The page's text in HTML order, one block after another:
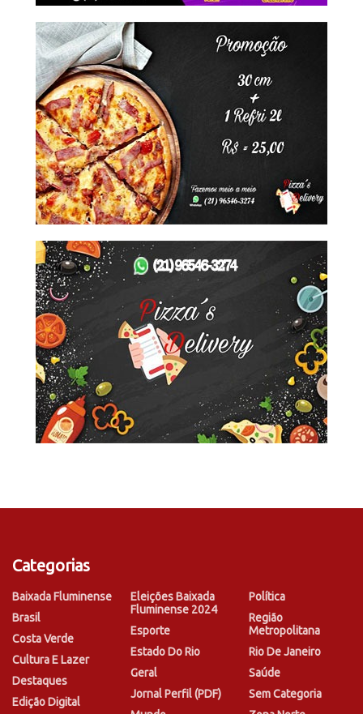
Categorias
Baixada Fluminense
Brasil
Costa Verde
Cultura E Lazer
Destaques
Edição Digital
Eleições Baixada
Fluminense 2024
Esporte
Estado Do Rio
Geral
Jornal Perfil (PDF)
Política
Região
Metropolitana
Rio De Janeiro
Saúde
Sem Categoria